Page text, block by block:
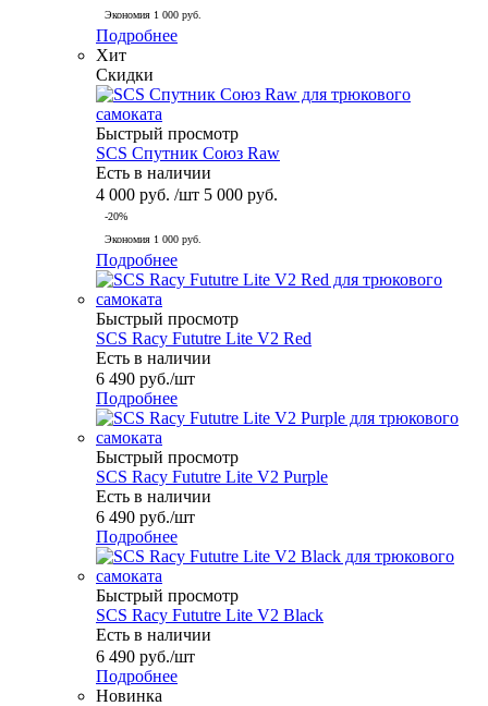
Экономия 1 000 руб.
Подробнее
Хит
Скидки
Быстрый просмотр
SCS Спутник Союз Raw
Есть в наличии
4 000 руб. /шт 5 000 руб.
-20%
Экономия 1 000 руб.
Подробнее
Быстрый просмотр
SCS Racy Fututre Lite V2 Red
Есть в наличии
6 490 руб./шт
Подробнее
Быстрый просмотр
SCS Racy Fututre Lite V2 Purple
Есть в наличии
6 490 руб./шт
Подробнее
Быстрый просмотр
SCS Racy Fututre Lite V2 Black
Есть в наличии
6 490 руб./шт
Подробнее
Новинка